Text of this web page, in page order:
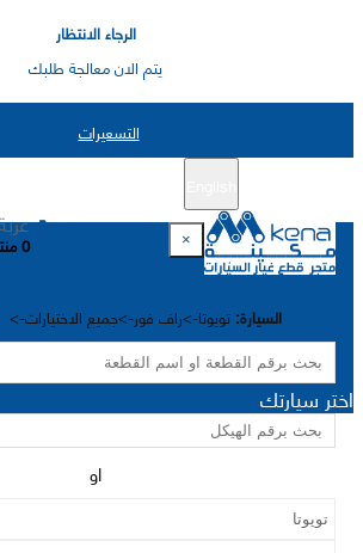
الرجاء الانتظار
يتم الان معالجة طلبك
التسعيرات
0 منتجات - ر. س.0.00
السيارة: تويوتا->راف فور->جميع الاختيارات->
×
اختر سيارتك
او